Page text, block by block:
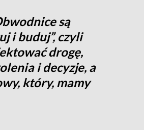
są
i buduj”, czyli
drogę,
i decyzje, a
który, mamy